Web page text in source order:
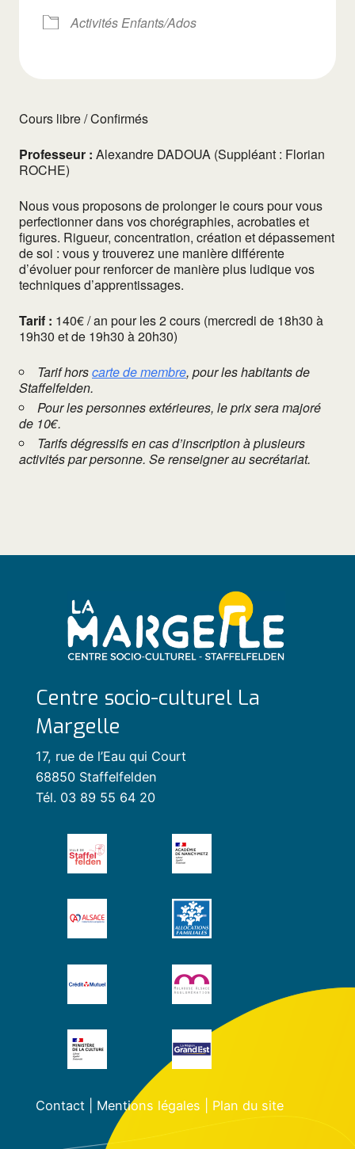
Activités Enfants/Ados
Cours libre / Confirmés
Professeur : Alexandre DADOUA (Suppléant : Florian
ROCHE)
Nous vous proposons de prolonger le cours pour vous
perfectionner dans vos chorégraphies, acrobaties et
figures. Rigueur, concentration, création et dépassement
de soi : vous y trouverez une manière différente
d’évoluer pour renforcer de manière plus ludique vos
techniques d’apprentissages.
Tarif : 140€ / an pour les 2 cours (mercredi de 18h30 à
19h30 et de 19h30 à 20h30)
Tarif horscarte de membre, pour les habitants de
Staffelfelden.
Pour les personnes extérieures, le prix sera majoré
de 10€.
Tarifs dégressifs en cas d’inscription à plusieurs
activités par personne. Se renseigner au secrétariat.
Centre socio-culturel La
Margelle
17, rue de l’Eau qui Court
68850 Staffelfelden
Tél. 03 89 55 64 20
Contact| Mentions légales Plan du site